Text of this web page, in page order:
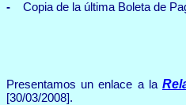
- Copia de la última Boleta de
Presentamos un enlace a la
[30/03/2008].